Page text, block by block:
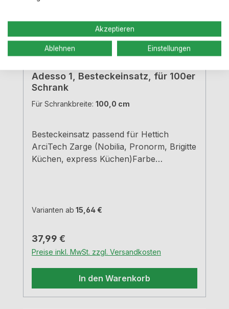
Adesso 1, Besteckeinsatz, für 100er
Schrank
Für Schrankbreite: 100,0 cm
Besteckeinsatz passend für Hettich
ArciTech Zarge (Nobilia, Pronorm, Brigitte
Küchen, express Küchen)Farbe
Varianten ab 15,64 €
Regulärer Preis:
37,99 €
Preise inkl. MwSt. zzgl. Versandkosten
In den Warenkorb
Akzeptieren
Ablehnen Einstellungen